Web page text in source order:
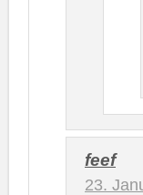
feef
23.